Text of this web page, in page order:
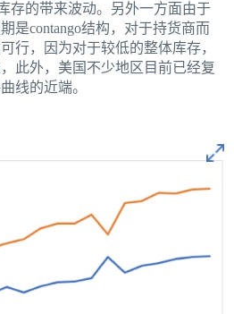
存的带来波动。另外一方面由于
是contango结构，对于持货商而
行，因为对于较低的整体库存，
此外，美国不少地区目前已经复
线的近端。